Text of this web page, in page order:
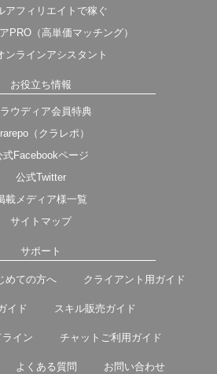
アフィリエイトで稼ぐ
PRO（高単価マッチング）
ンラインアシスタント
お役立ち情報
ウディア会員特典
（クラレポ）
式Facebookページ
公式Twitter
載メディア様一覧
サイトマップ
サポート
めての方へ クライアント用ガイド
イド スキル販売ガイド
イン チャットご利用ガイド
よくある質問 お問い合わせ